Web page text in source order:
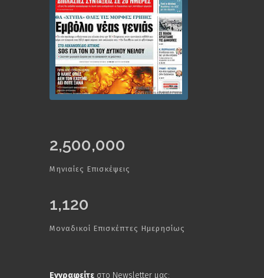
2,500,000
Μηνιαίες Επισκέψεις
1,120
Μοναδικοί Επισκέπτες Ημερησίως
Εγγραφείτε στο Newsletter μας: